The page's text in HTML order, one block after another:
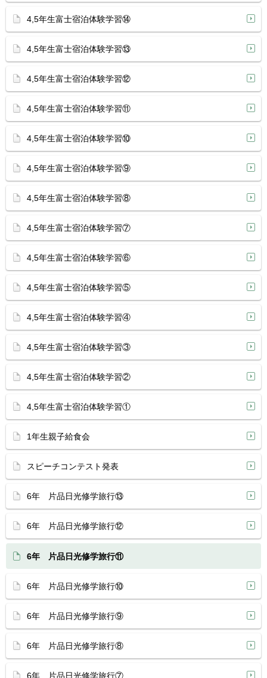
4,5年生富士宿泊体験学習⑭
4,5年生富士宿泊体験学習⑬
4,5年生富士宿泊体験学習⑫
4,5年生富士宿泊体験学習⑪
4,5年生富士宿泊体験学習⑩
4,5年生富士宿泊体験学習⑨
4,5年生富士宿泊体験学習⑧
4,5年生富士宿泊体験学習⑦
4,5年生富士宿泊体験学習⑥
4,5年生富士宿泊体験学習⑤
4,5年生富士宿泊体験学習④
4,5年生富士宿泊体験学習③
4,5年生富士宿泊体験学習②
4,5年生富士宿泊体験学習①
1年生親子給食会
スピーチコンテスト発表
6年 片品日光修学旅行⑬
6年 片品日光修学旅行⑫
6年 片品日光修学旅行⑪
6年 片品日光修学旅行⑩
6年 片品日光修学旅行⑨
6年 片品日光修学旅行⑧
6年 片品日光修学旅行⑦